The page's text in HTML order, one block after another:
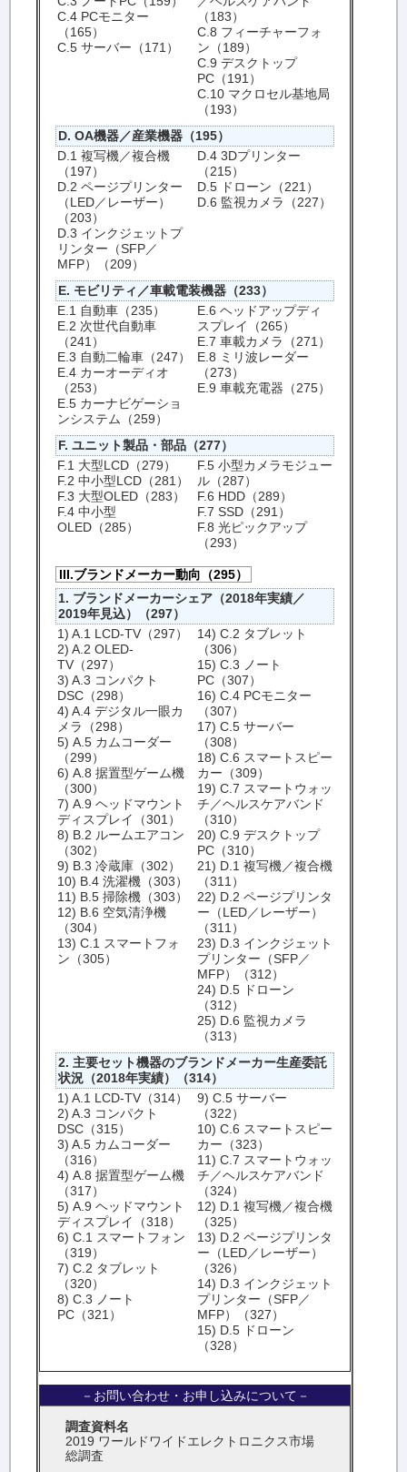
C.4 PCモニター
（165）
C.5 サーバー（171）
（183）
C.8 フィーチャーフォ
ン（189）
C.9 デスクトップ
PC（191）
C.10 マクロセル基地局
（193）
D. OA機器／産業機器（195）
D.1 複写機／複合機
（197）
D.2 ページプリンター
（LED／レーザー）
（203）
D.3 インクジェットプ
リンター（SFP／
MFP）（209）
D.4 3Dプリンター
（215）
D.5 ドローン（221）
D.6 監視カメラ（227）
E. モビリティ／車載電装機器（233）
E.1 自動車（235）
E.2 次世代自動車
（241）
E.3 自動二輪車（247）
E.4 カーオーディオ
（253）
E.5 カーナビゲーショ
ンシステム（259）
E.6 ヘッドアップディ
スプレイ（265）
E.7 車載カメラ（271）
E.8 ミリ波レーダー
（273）
E.9 車載充電器（275）
F. ユニット製品・部品（277）
F.1 大型LCD（279）
F.2 中小型LCD（281）
F.3 大型OLED（283）
F.4 中小型
OLED（285）
F.5 小型カメラモジュー
ル（287）
F.6 HDD（289）
F.7 SSD（291）
F.8 光ピックアップ
（293）
III.ブランドメーカー動向（295）
1. ブランドメーカーシェア（2018年実績／
2019年見込）（297）
1) A.1 LCD-TV（297）
2) A.2 OLED-
TV（297）
3) A.3 コンパクト
DSC（298）
4) A.4 デジタル一眼カ
メラ（298）
5) A.5 カムコーダー
（299）
6) A.8 据置型ゲーム機
（300）
7) A.9 ヘッドマウント
ディスプレイ（301）
8) B.2 ルームエアコン
（302）
9) B.3 冷蔵庫（302）
10) B.4 洗濯機（303）
11) B.5 掃除機（303）
12) B.6 空気清浄機
（304）
13) C.1 スマートフォ
ン（305）
14) C.2 タブレット
（306）
15) C.3 ノート
PC（307）
16) C.4 PCモニター
（307）
17) C.5 サーバー
（308）
18) C.6 スマートスピー
カー（309）
19) C.7 スマートウォッ
チ／ヘルスケアバンド
（310）
20) C.9 デスクトップ
PC（310）
21) D.1 複写機／複合機
（311）
22) D.2 ページプリンタ
ー（LED／レーザー）
（311）
23) D.3 インクジェット
プリンター（SFP／
MFP）（312）
24) D.5 ドローン
（312）
25) D.6 監視カメラ
（313）
2. 主要セット機器のブランドメーカー生産委託
状況（2018年実績）（314）
1) A.1 LCD-TV（314）
2) A.3 コンパクト
DSC（315）
3) A.5 カムコーダー
（316）
4) A.8 据置型ゲーム機
（317）
5) A.9 ヘッドマウント
ディスプレイ（318）
6) C.1 スマートフォン
（319）
7) C.2 タブレット
（320）
8) C.3 ノート
PC（321）
9) C.5 サーバー
（322）
10) C.6 スマートスピー
カー（323）
11) C.7 スマートウォッ
チ／ヘルスケアバンド
（324）
12) D.1 複写機／複合機
（325）
13) D.2 ページプリンタ
ー（LED／レーザー）
（326）
14) D.3 インクジェット
プリンター（SFP／
MFP）（327）
15) D.5 ドローン
（328）
－お問い合わせ・お申し込みについて－
調査資料名
2019 ワールドワイドエレクトロニクス市場
総調査